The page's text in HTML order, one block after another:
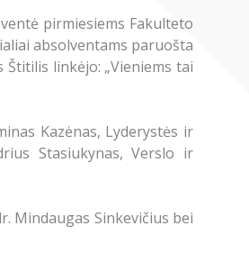
pirmiesiems Fakulteto
absolventams paruošta
linkėjo: „Vieniems tai
Kazėnas, Lyderystės ir
Stasiukynas, Verslo ir
Mindaugas Sinkevičius bei